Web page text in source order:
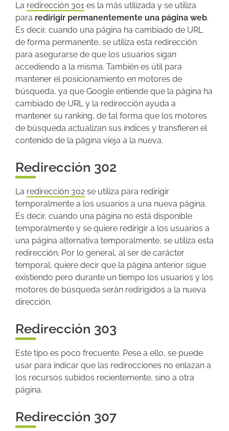
La redirección 301 es la más utilizada y se utiliza
para redirigir permanentemente una página web.
Es decir, cuando una página ha cambiado de URL
de forma permanente, se utiliza esta redirección
para asegurarse de que los usuarios sigan
accediendo a la misma. También es útil para
mantener el posicionamiento en motores de
búsqueda, ya que Google entiende que la página ha
cambiado de URL y la redirección ayuda a
mantener su ranking, de tal forma que los motores
de búsqueda actualizan sus índices y transfieren el
contenido de la página vieja a la nueva.
Redirección 302
La redirección 302 se utiliza para redirigir
temporalmente a los usuarios a una nueva página.
Es decir, cuando una página no está disponible
temporalmente y se quiere redirigir a los usuarios a
una página alternativa temporalmente, se utiliza esta
redirección. Por lo general, al ser de carácter
temporal, quiere decir que la página anterior sigue
existiendo pero durante un tiempo los usuarios y los
motores de búsqueda serán redirigidos a la nueva
dirección.
Redirección 303
Este tipo es poco frecuente. Pese a ello, se puede
usar para indicar que las redirecciones no enlazan a
los recursos subidos recientemente, sino a otra
página.
Redirección 307